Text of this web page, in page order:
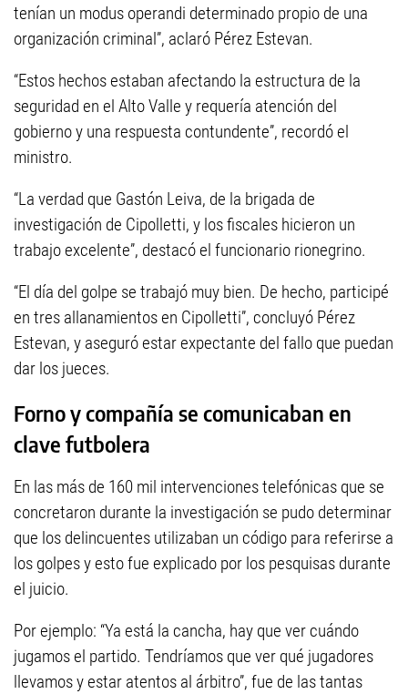
tenían un modus operandi determinado propio de una
organización criminal”, aclaró Pérez Estevan.
“Estos hechos estaban afectando la estructura de la
seguridad en el Alto Valle y requería atención del
gobierno y una respuesta contundente”, recordó el
ministro.
“La verdad que Gastón Leiva, de la brigada de
investigación de Cipolletti, y los fiscales hicieron un
trabajo excelente”, destacó el funcionario rionegrino.
“El día del golpe se trabajó muy bien. De hecho, participé
en tres allanamientos en Cipolletti”, concluyó Pérez
Estevan, y aseguró estar expectante del fallo que puedan
dar los jueces.
Forno y compañía se comunicaban en
clave futbolera
En las más de 160 mil intervenciones telefónicas que se
concretaron durante la investigación se pudo determinar
que los delincuentes utilizaban un código para referirse a
los golpes y esto fue explicado por los pesquisas durante
el juicio.
Por ejemplo: “Ya está la cancha, hay que ver cuándo
jugamos el partido. Tendríamos que ver qué jugadores
llevamos y estar atentos al árbitro”, fue de las tantas